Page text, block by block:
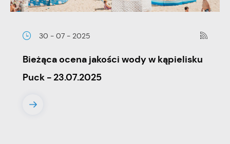
30 - 07 - 2025
Bieżąca ocena jakości wody w kąpielisku
Puck - 23.07.2025